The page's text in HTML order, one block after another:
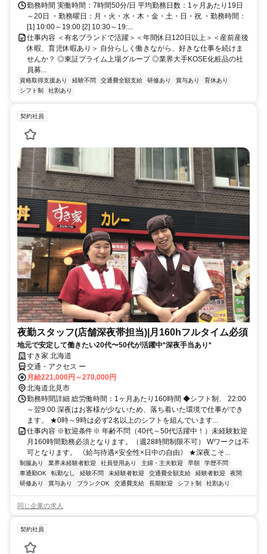
勤務時間 実働時間：7時間50分/日 平均勤務日数：1ヶ月あたり19日
～20日 ・勤務曜日：月・火・水・木・金・土・日・祝 ・勤務時間：
[1] 10:00～19:00 [2] 10:30～19:...
仕事内容 ＜有名ブランドで活躍＞＜年間休日120日以上＞＜産前産後
休暇、育児休暇あり＞ 自分らしく働きながら、好きな仕事を続けま
せんか？ ◎東証プライム上場グループ ◎業界大手KOSE化粧品の社
員募...
資格取得支援あり 経験不問 交通費全額支給 研修あり 賞与あり
育休あり
シフト制
社割あり
契約社員
夜勤スタッフ(店舗深夜帯担当)|月160hフルタイム必須
地元で安定して働きたい20代〜50代が活躍中*深夜手当あり*
すき家 北海道
交通・アクセス ー
月給221,000円～270,000円
北海道北見市
勤務時間詳細 総労働時間：1ヶ月あたり160時間 ◆シフト制、 22:00
～翌9:00 深夜はお客様が少ないため、落ち着いた環境で仕事ができ
ます。 ★0時～9時は必ず2名以上のシフトを組んでいます...
仕事内容 ※歓迎条件※ 年齢不問（40代～50代活躍中！）未経験歓迎
月160時間勤務必須となります。（週28時間制限不可） Wワークは不
可となります。 《給与待遇×安全性×日中の自由》 ★深夜こそ...
制服あり 業界未経験者歓迎 社員登用あり 主婦・主夫歓迎 早朝
学歴不問
車通勤OK
転勤なし 経験不問 未経験者歓迎 交通費全額支給 経験者歓迎
夜間
研修あり
賞与あり ブランクOK 交通費支給 長期歓迎 シフト制 社割あり
同じ企業の求人
契約社員